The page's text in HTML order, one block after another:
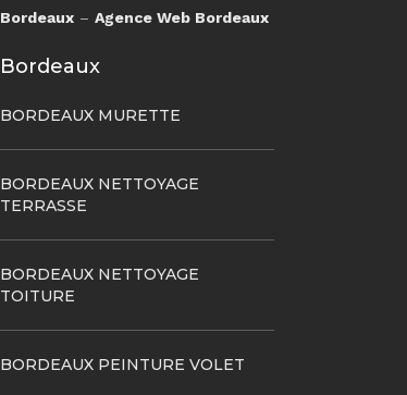
Bordeaux– Agence Web Bordeaux
Bordeaux
BORDEAUX MURETTE
BORDEAUX NETTOYAGE
TERRASSE
BORDEAUX NETTOYAGE
TOITURE
BORDEAUX PEINTURE VOLET